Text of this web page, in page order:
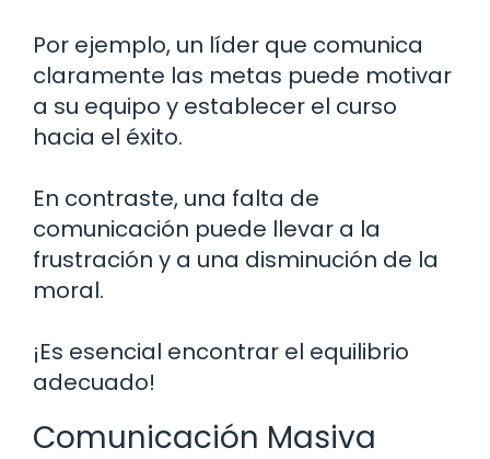
Por ejemplo, un líder que comunica
claramente las metas puede motivar
a su equipo y establecer el curso
hacia el éxito.
En contraste, una falta de
comunicación puede llevar a la
frustración y a una disminución de la
moral.
¡Es esencial encontrar el equilibrio
adecuado!
Comunicación Masiva